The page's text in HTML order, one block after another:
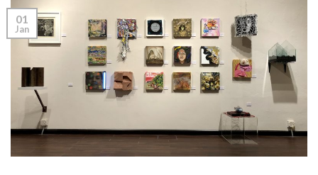
01
Jan